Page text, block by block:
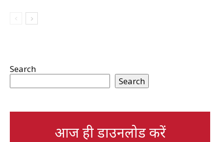
Search
Search
आज ही डाउनलोड करें